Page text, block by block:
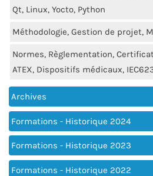
Qt, Linux, Yocto, Python
Méthodologie, Gestion de projet,
Normes, Règlementation,
ATEX, Dispositifs médicaux,
Archives
Formations - Historique 2024
Formations - Historique 2023
Formations - Historique 2022